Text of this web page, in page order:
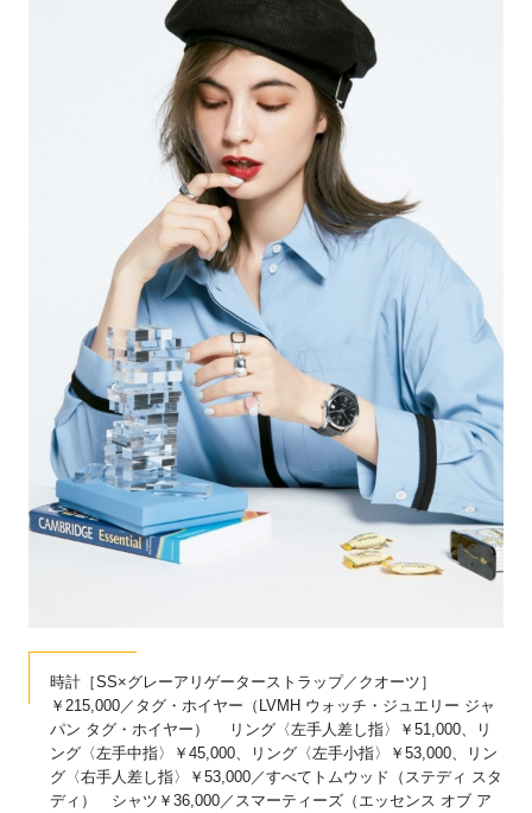
時計［SS×グレーアリゲーターストラップ／クオーツ］
￥215,000／タグ・ホイヤー（LVMH ウォッチ・ジュエリー ジャ
パン タグ・ホイヤー） リング〈左手人差し指〉￥51,000、リ
ング〈左手中指〉￥45,000、リング〈左手小指〉￥53,000、リン
グ〈右手人差し指〉￥53,000／すべてトムウッド（ステディ スタ
ディ） シャツ￥36,000／スマーティーズ（エッセンス オブ ア